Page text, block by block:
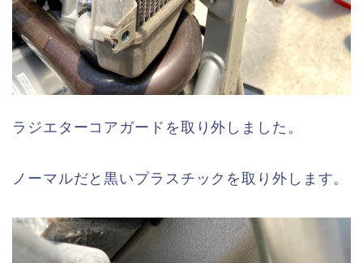
ラジエターコアガードを取り外しました。
ノーマルだと黒いプラスチックを取り外します。